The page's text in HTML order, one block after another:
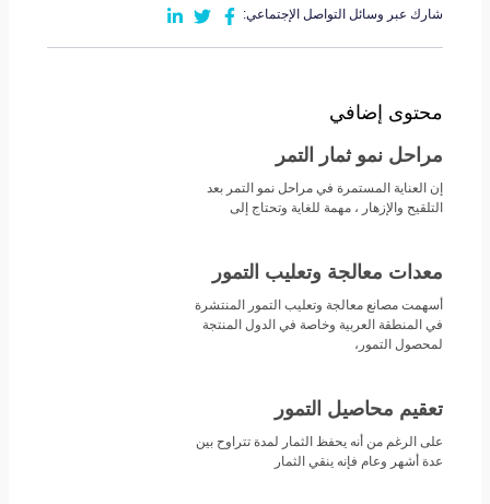
شارك عبر وسائل التواصل الإجتماعي:
محتوى إضافي
مراحل نمو ثمار التمر
إن العناية المستمرة في مراحل نمو التمر بعد
التلقيح والإزهار ، مهمة للغاية وتحتاج إلى
معدات معالجة وتعليب التمور
أسهمت مصانع معالجة وتعليب التمور المنتشرة
في المنطقة العربية وخاصة في الدول المنتجة
لمحصول التمور،
تعقيم محاصيل التمور
على الرغم من أنه يحفظ الثمار لمدة تتراوح بين
عدة أشهر وعام فإنه ينقي الثمار